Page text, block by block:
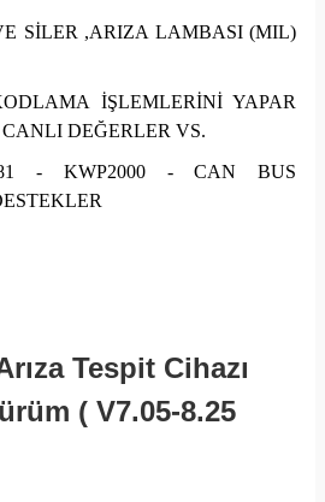
SİLER ,ARIZA LAMBASI (MIL)
İŞLEMLERİNİ YAPAR
DEĞERLER VS.
- KWP2000 - CAN BUS
Tespit Cihazı
( V7.05-8.25